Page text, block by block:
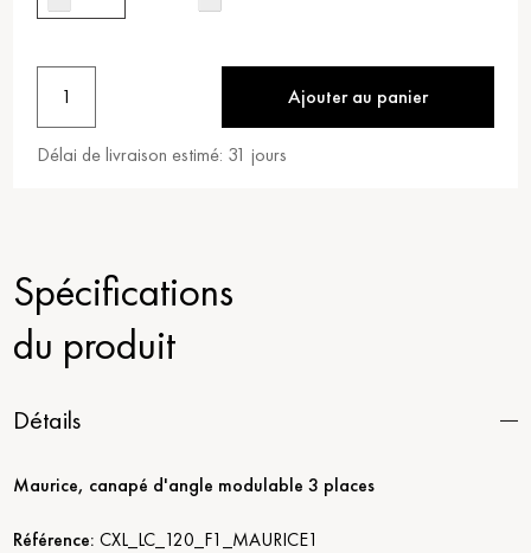
1 Ajouter au panier
Délai de livraison estimé: 31 jours
Spécifications
du produit
Détails
Maurice, canapé d'angle modulable 3 places
Référence: CXL_LC_120_F1_MAURICE1